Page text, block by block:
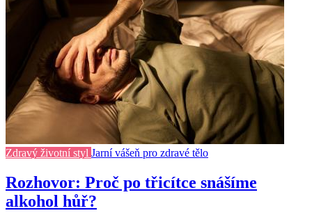
Zdravý životní styl Jarní vášeň pro zdravé tělo
Rozhovor: Proč po třicítce snášíme
alkohol hůř?